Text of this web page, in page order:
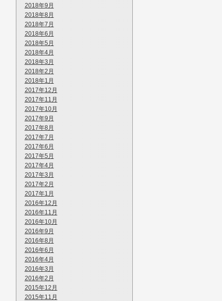
2018年9月
2018年8月
2018年7月
2018年6月
2018年5月
2018年4月
2018年3月
2018年2月
2018年1月
2017年12月
2017年11月
2017年10月
2017年9月
2017年8月
2017年7月
2017年6月
2017年5月
2017年4月
2017年3月
2017年2月
2017年1月
2016年12月
2016年11月
2016年10月
2016年9月
2016年8月
2016年6月
2016年4月
2016年3月
2016年2月
2015年12月
2015年11月